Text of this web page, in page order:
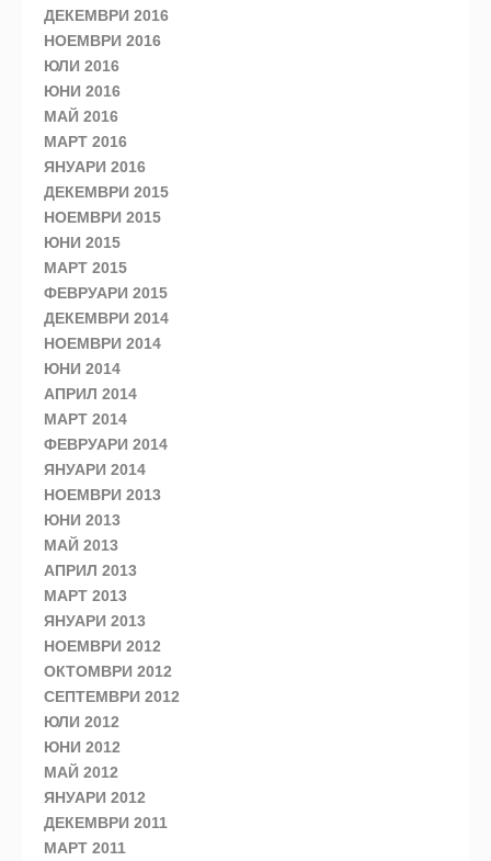
ДЕКЕМВРИ 2016
НОЕМВРИ 2016
ЮЛИ 2016
ЮНИ 2016
МАЙ 2016
МАРТ 2016
ЯНУАРИ 2016
ДЕКЕМВРИ 2015
НОЕМВРИ 2015
ЮНИ 2015
МАРТ 2015
ФЕВРУАРИ 2015
ДЕКЕМВРИ 2014
НОЕМВРИ 2014
ЮНИ 2014
АПРИЛ 2014
МАРТ 2014
ФЕВРУАРИ 2014
ЯНУАРИ 2014
НОЕМВРИ 2013
ЮНИ 2013
МАЙ 2013
АПРИЛ 2013
МАРТ 2013
ЯНУАРИ 2013
НОЕМВРИ 2012
ОКТОМВРИ 2012
СЕПТЕМВРИ 2012
ЮЛИ 2012
ЮНИ 2012
МАЙ 2012
ЯНУАРИ 2012
ДЕКЕМВРИ 2011
МАРТ 2011